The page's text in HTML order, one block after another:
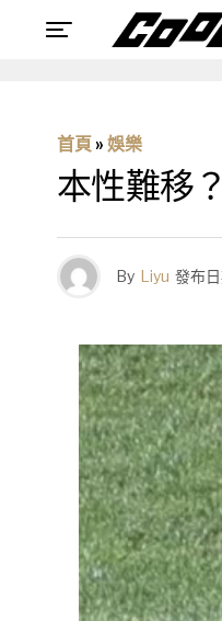
首頁 » 娛樂
本性難移
By Liyu 發布